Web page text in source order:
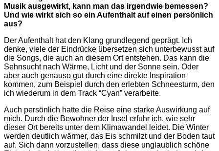
Wie sehr genau hat dich denn der Aufenthalt auf die
Musik ausgewirkt, kann man das irgendwie bemessen?
Und wie wirkt sich so ein Aufenthalt auf einen persönlich
Der Aufenthalt hat den Klang grundlegend geprägt. Ich
denke, viele der Eindrücke übersetzen sich unterbewusst auf
die Songs, die auch an diesem Ort entstehen. Das kann die
Sehnsucht nach Wärme, Licht und der Sonne sein. Oder
aber auch genauso gut durch eine direkte Inspiration
kommen, zum Beispiel durch den erlebten Schneesturm, den
Auch persönlich hatte die Reise eine starke Auswirkung auf
mich. Durch die Bewohner der Insel erfuhr ich, wie sehr
dieser Ort bereits unter dem Klimawandel leidet. Die Winter
werden deutlich wärmer, das Eis schmilzt und der Boden taut